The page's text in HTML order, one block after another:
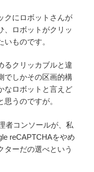
クにロボットさんが
、ロボットがクリッ
ものです。
るクリッカブルと違
でしかその区画的構
なロボットと言えど
うのですが。
者コンソールが、私
reCAPTCHAをやめ
ターだの選べという